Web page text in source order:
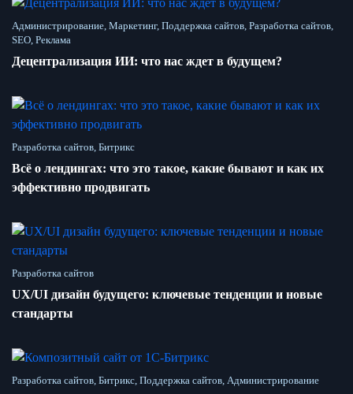
Администрирование, Маркетинг, Поддержка сайтов, Разработка сайтов,
SEO, Реклама
Децентрализация ИИ: что нас ждет в будущем?
Разработка сайтов, Битрикс
Всё о лендингах: что это такое, какие бывают и как их
эффективно продвигать
Разработка сайтов
UX/UI дизайн будущего: ключевые тенденции и новые
стандарты
Разработка сайтов, Битрикс, Поддержка сайтов, Администрирование